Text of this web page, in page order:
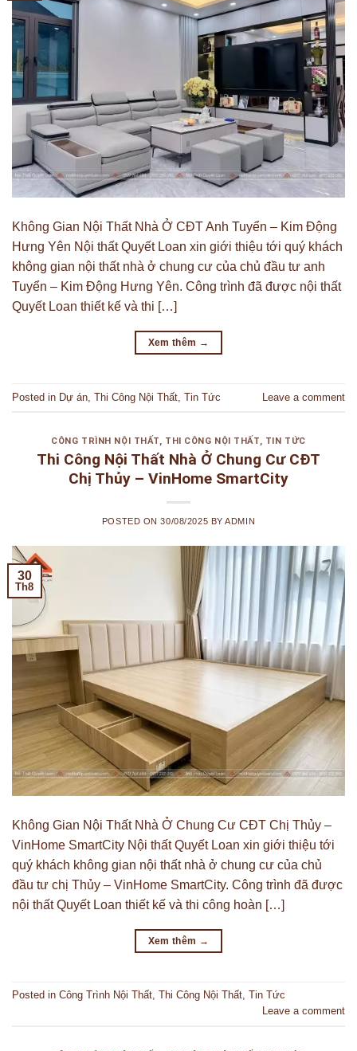
Không Gian Nội Thất Nhà Ở CĐT Anh Tuyển – Kim Động
Hưng Yên Nội thất Quyết Loan xin giới thiệu tới quý khách
không gian nội thất nhà ở chung cư của chủ đầu tư anh
Tuyển – Kim Động Hưng Yên. Công trình đã được nội thất
Quyết Loan thiết kế và thi […]
Xem thêm →
Posted in Dự án Thi Công Nội Thất Tin Tức Leave a comment
CÔNG TRÌNH NỘI THẤT, THI CÔNG NỘI THẤT, TIN TỨC
Thi Công Nội Thất Nhà Ở Chung Cư CĐT
Chị Thủy – VinHome SmartCity
POSTED ON30/08/2025 BYADMIN
30
Th8
Không Gian Nội Thất Nhà Ở Chung Cư CĐT Chị Thủy –
VinHome SmartCity Nội thất Quyết Loan xin giới thiệu tới
quý khách không gian nội thất nhà ở chung cư của chủ
đầu tư chị Thủy – VinHome SmartCity. Công trình đã được
nội thất Quyết Loan thiết kế và thi công hoàn […]
Xem thêm →
Posted in Công Trình Nội Thất, Thi Công Nội Thất, Tin Tức
Leave a comment